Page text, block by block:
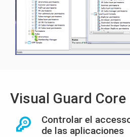
Visual Guard Core
Controlar el
de las aplicaciones